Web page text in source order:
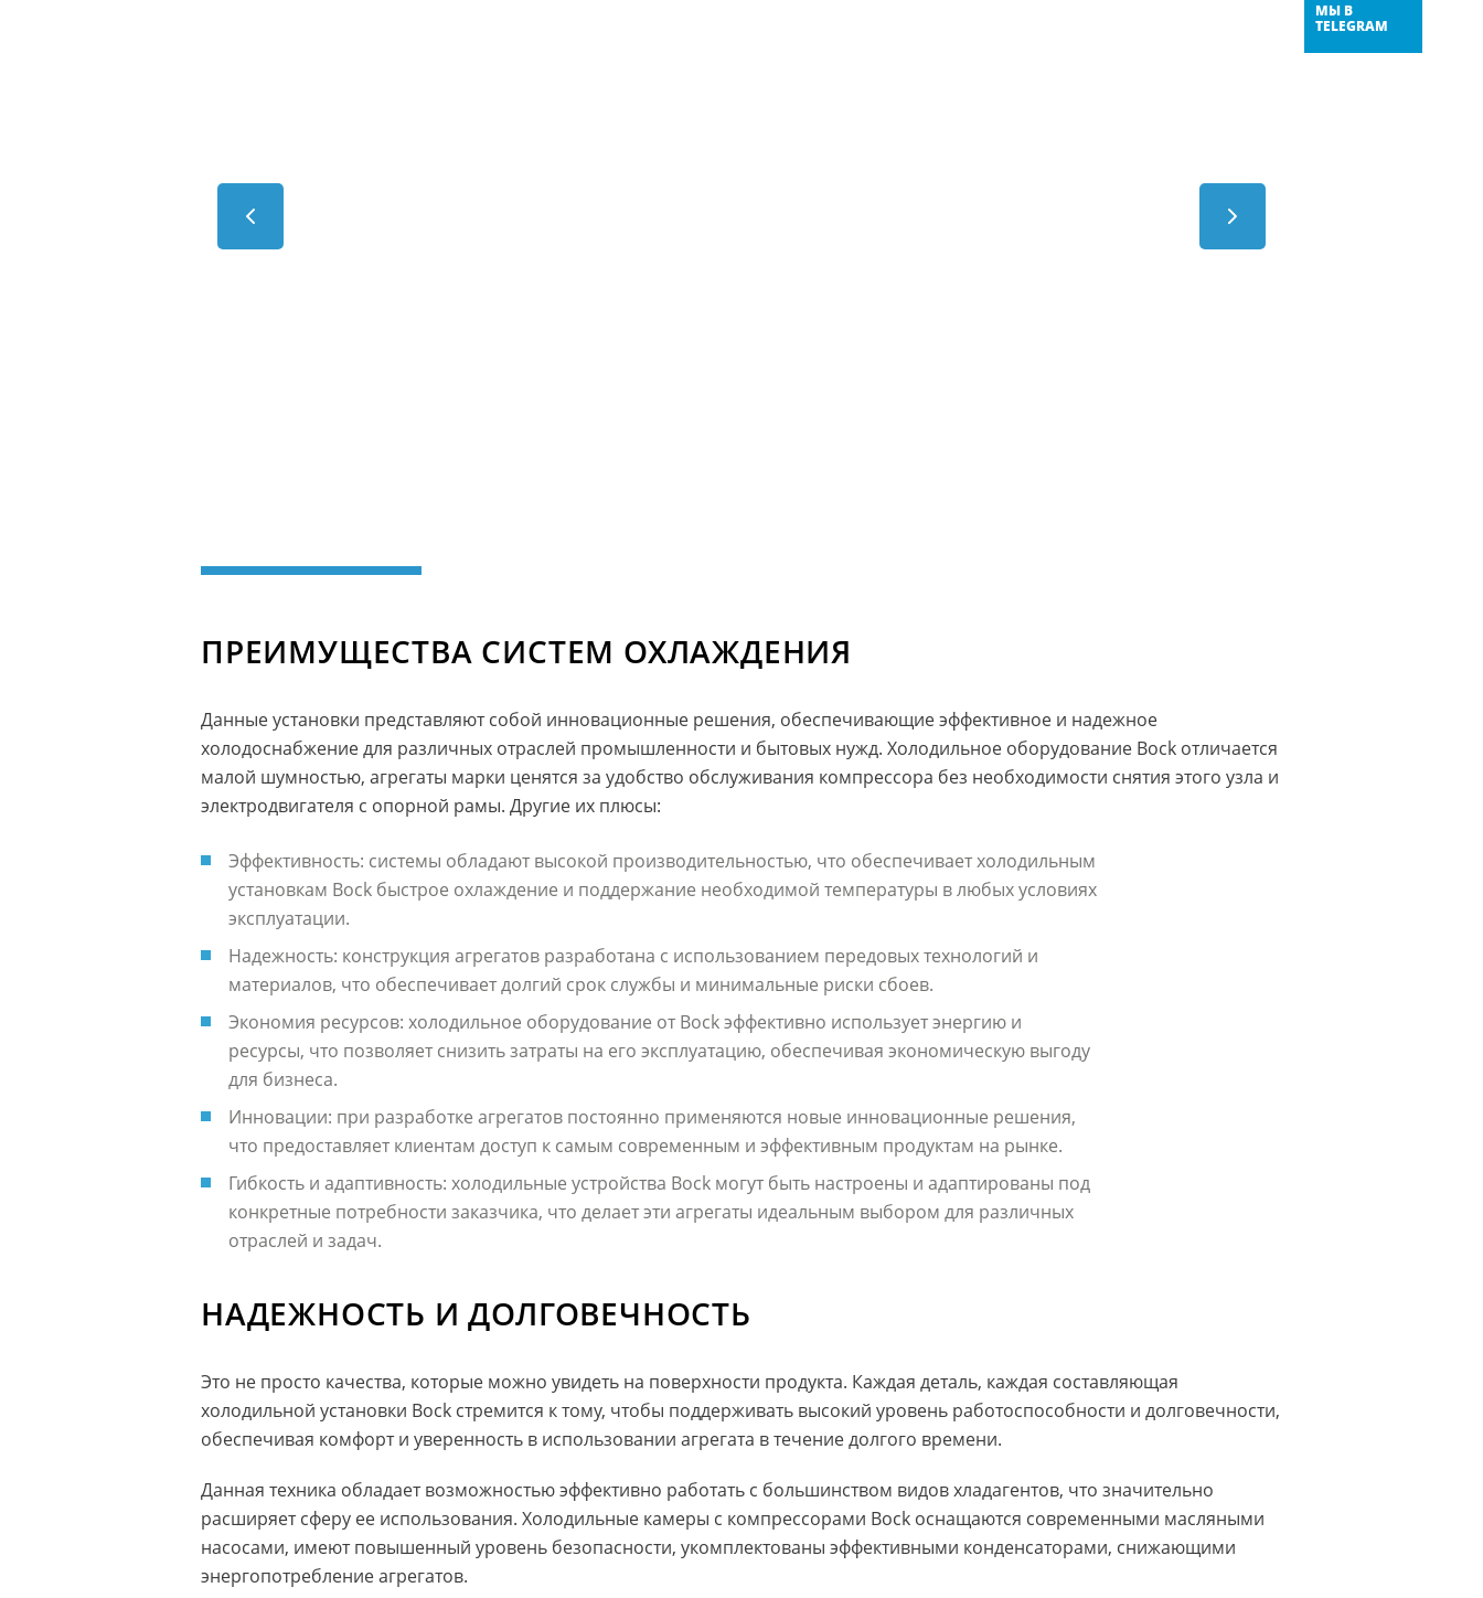
МЫ В
TELEGRAM
ПРЕИМУЩЕСТВА СИСТЕМ ОХЛАЖДЕНИЯ
Данные установки представляют собой инновационные решения, обеспечивающие эффективное и надежное
холодоснабжение для различных отраслей промышленности и бытовых нужд. Холодильное оборудование Bock отличается
малой шумностью, агрегаты марки ценятся за удобство обслуживания компрессора без необходимости снятия этого узла и
электродвигателя с опорной рамы. Другие их плюсы:
Эффективность: системы обладают высокой производительностью, что обеспечивает холодильным
установкам Bock быстрое охлаждение и поддержание необходимой температуры в любых условиях
эксплуатации.
Надежность: конструкция агрегатов разработана с использованием передовых технологий и
материалов, что обеспечивает долгий срок службы и минимальные риски сбоев.
Экономия ресурсов: холодильное оборудование от Bock эффективно использует энергию и
ресурсы, что позволяет снизить затраты на его эксплуатацию, обеспечивая экономическую выгоду
для бизнеса.
Инновации: при разработке агрегатов постоянно применяются новые инновационные решения,
что предоставляет клиентам доступ к самым современным и эффективным продуктам на рынке.
Гибкость и адаптивность: холодильные устройства Bock могут быть настроены и адаптированы под
конкретные потребности заказчика, что делает эти агрегаты идеальным выбором для различных
отраслей и задач.
НАДЕЖНОСТЬ И ДОЛГОВЕЧНОСТЬ
Это не просто качества, которые можно увидеть на поверхности продукта. Каждая деталь, каждая составляющая
холодильной установки Bock стремится к тому, чтобы поддерживать высокий уровень работоспособности и долговечности,
обеспечивая комфорт и уверенность в использовании агрегата в течение долгого времени.
Данная техника обладает возможностью эффективно работать с большинством видов хладагентов, что значительно
расширяет сферу ее использования. Холодильные камеры с компрессорами Bock оснащаются современными масляными
насосами, имеют повышенный уровень безопасности, укомплектованы эффективными конденсаторами, снижающими
энергопотребление агрегатов.